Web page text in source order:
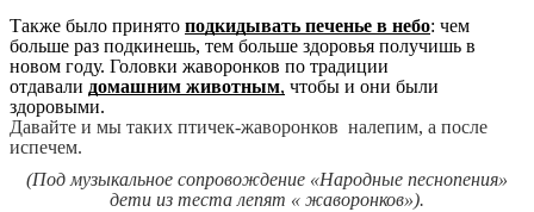
Также было принято подкидывать печенье в небо: чем
больше раз подкинешь, тем больше здоровья получишь в
новом году. Головки жаворонков по традиции
отдавали домашним животным, чтобы и они были
здоровыми.
Давайте и мы таких птичек-жаворонков налепим, а после
испечем.
(Под музыкальное сопровождение «Народные песнопения»
дети из теста лепят « жаворонков»).